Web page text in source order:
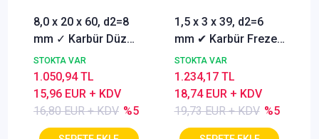
8,0 x 20 x 60, d2=8
mm ✓ Karbür Düz
Freze, Parmak freze
ucu Z=4,TiSiN
Kaplamalı
STOKTA VAR
16,80 EUR + KDV %5
15,96 EUR + KDV
1.050,94 TL
1,5 x 3 x 39, d2=6
mm ✔ Karbür Freze
ucu, Z=3, Kaplamalı,
30°
STOKTA VAR
19,73 EUR + KDV %5
18,74 EUR + KDV
1.234,17 TL